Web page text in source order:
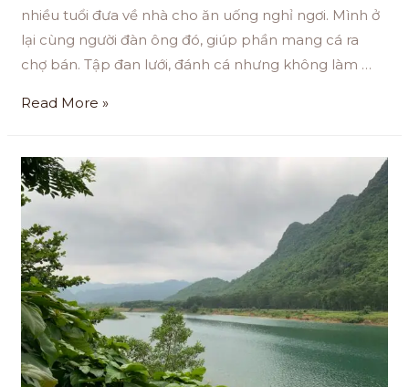
nhiều tuổi đưa về nhà cho ăn uống nghỉ ngơi. Mình ở
lại cùng người đàn ông đó, giúp phần mang cá ra
chợ bán. Tập đan lưới, đánh cá nhưng không làm …
Read More »